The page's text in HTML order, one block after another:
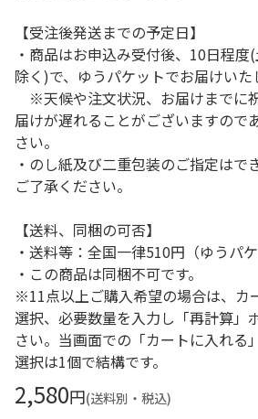
【受注後発送までの予定日】
・商品はお申込み受付後、10日程度
除く)で、ゆうパケットでお届けいた
※天候や注文状況、お届けまでに
届けが遅れることがございますので
さい。
・のし紙及び二重包装のご指定はで
ご了承ください。
【送料、同梱の可否】
・送料等：全国一律510円（ゆうパ
・この商品は同梱不可です。
※11点以上ご購入希望の場合は、カ
選択、必要数量を入力し「再計算」
さい。当画面での「カートに入れる
選択は1個で結構です。
2,580円(送料別・税込)